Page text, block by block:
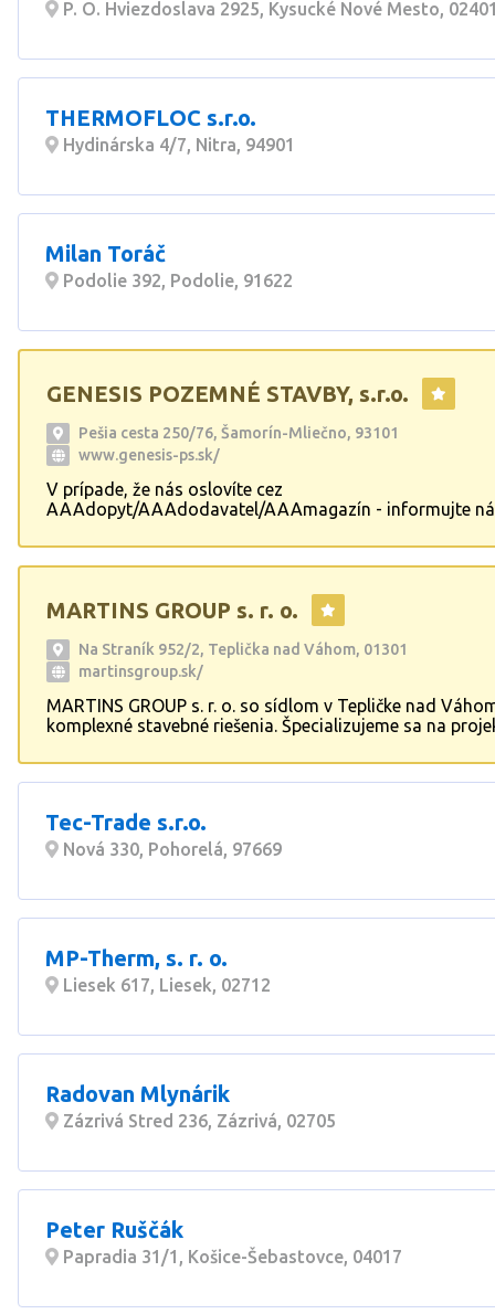
P. O. Hviezdoslava 2925, Kysucké Nové Mesto,
THERMOFLOC s.r.o.
Hydinárska 4/7, Nitra, 94901
Milan Toráč
Podolie 392, Podolie, 91622
GENESIS POZEMNÉ STAVBY, s.r.o.
Pešia cesta 250/76, Šamorín-Mliečno, 93101
www.genesis-ps.sk/
V prípade, že nás oslovíte cez
AAAdopyt/AAAdodavatel/AAAmagazín - informujte
rekonštrukciou rodinných domov, garáží a oplotení
terénnych úprav a záhradnej architektúry, stavbou
MARTINS GROUP s. r. o.
Na Straník 952/2, Teplička nad Váhom, 01301
martinsgroup.sk/
MARTINS GROUP s. r. o. so sídlom v Tepličke nad
komplexné stavebné riešenia. Špecializujeme sa na
domov a bytov. Naše služby zahŕňajú široké spektrum
prác pre interiér aj exteriér, čím zákazníkom
Tec-Trade s.r.o.
Nová 330, Pohorelá, 97669
MP-Therm, s. r. o.
Liesek 617, Liesek, 02712
Radovan Mlynárik
Zázrivá Stred 236, Zázrivá, 02705
Peter Ruščák
Papradia 31/1, Košice-Šebastovce, 04017